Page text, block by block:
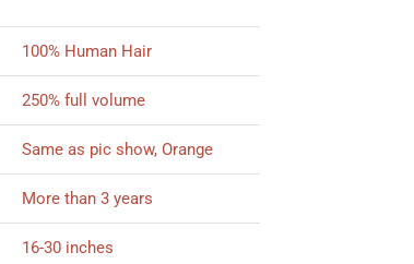
100% Human Hair
250% full volume
Same as pic show, Orange
More than 3 years
16-30 inches